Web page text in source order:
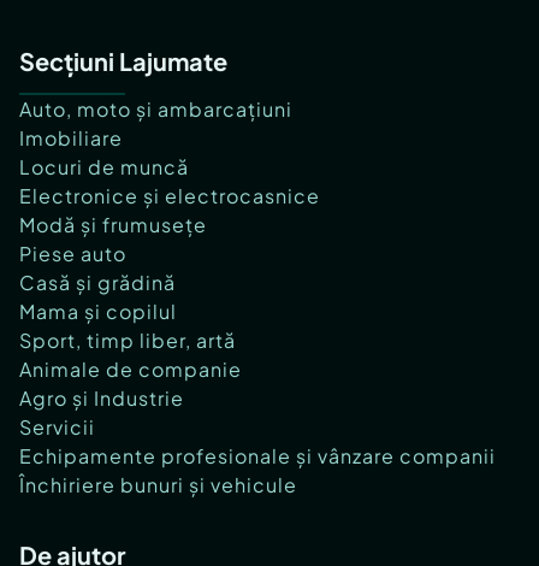
Secțiuni Lajumate
Auto, moto și ambarcațiuni
Imobiliare
Locuri de muncă
Electronice și electrocasnice
Modă și frumusețe
Piese auto
Casă și grădină
Mama și copilul
Sport, timp liber, artă
Animale de companie
Agro și Industrie
Servicii
Echipamente profesionale și vânzare companii
Închiriere bunuri și vehicule
De ajutor